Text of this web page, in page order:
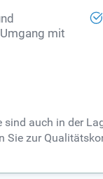
mit
auch in der
zur